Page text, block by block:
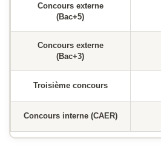
Concours externe
(Bac+5)
Concours externe
(Bac+3)
Troisième concours
Concours interne (CAER)